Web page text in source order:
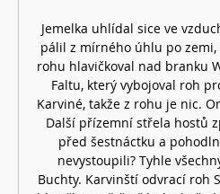
Jemelka uhlídal sice ve
pálil z mírného úhlu po
rohu hlavičkoval nad branku
Faltu, který vybojoval roh
Karviné, takže z rohu je nic.
Další přízemní střela hostů
před šestnáctku a
nevystoupili? Tyhle
Buchty. Karvinští odvrací roh